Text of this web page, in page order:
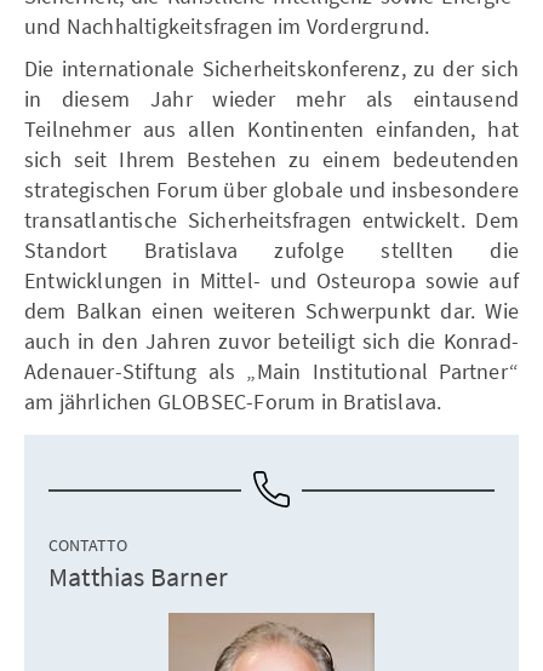
und Nachhaltigkeitsfragen im Vordergrund.
Die internationale Sicherheitskonferenz, zu der sich
in diesem Jahr wieder mehr als eintausend
Teilnehmer aus allen Kontinenten einfanden, hat
sich seit Ihrem Bestehen zu einem bedeutenden
strategischen Forum über globale und insbesondere
transatlantische Sicherheitsfragen entwickelt. Dem
Standort Bratislava zufolge stellten die
Entwicklungen in Mittel- und Osteuropa sowie auf
dem Balkan einen weiteren Schwerpunkt dar. Wie
auch in den Jahren zuvor beteiligt sich die Konrad-
Adenauer-Stiftung als „Main Institutional Partner“
am jährlichen GLOBSEC-Forum in Bratislava.
CONTATTO
Matthias Barner